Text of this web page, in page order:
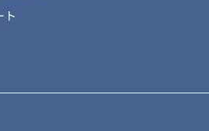
ト